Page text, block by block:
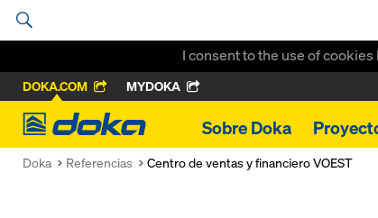
I consent to the use of
DOKA.COM MYDOKA
Doka
Sobre Doka
Doka Referencias Centro de ventas y financiero VOEST